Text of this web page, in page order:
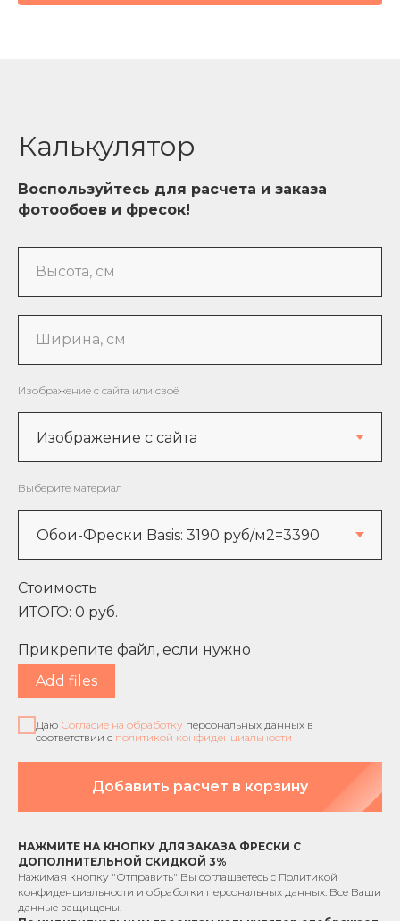
Калькулятор
Воспользуйтесь для расчета и заказа
фотообоев и фресок!
Высота, см
Ширина, см
Изображение с сайта или своё
Выберите материал
Стоимость
ИТОГО: 0 руб.
Прикрепите файл, если нужно
Add files
Даю Согласие на обработку персональных данных в
соответствии с политикой конфиденциальности
Добавить расчет в корзину
НАЖМИТЕ НА КНОПКУ ДЛЯ ЗАКАЗА ФРЕСКИ С
ДОПОЛНИТЕЛЬНОЙ СКИДКОЙ 3%
Нажимая кнопку "Отправить" Вы соглашаетесь с Политикой
конфиденциальности и обработки персональных данных. Все Ваши
данные защищены.